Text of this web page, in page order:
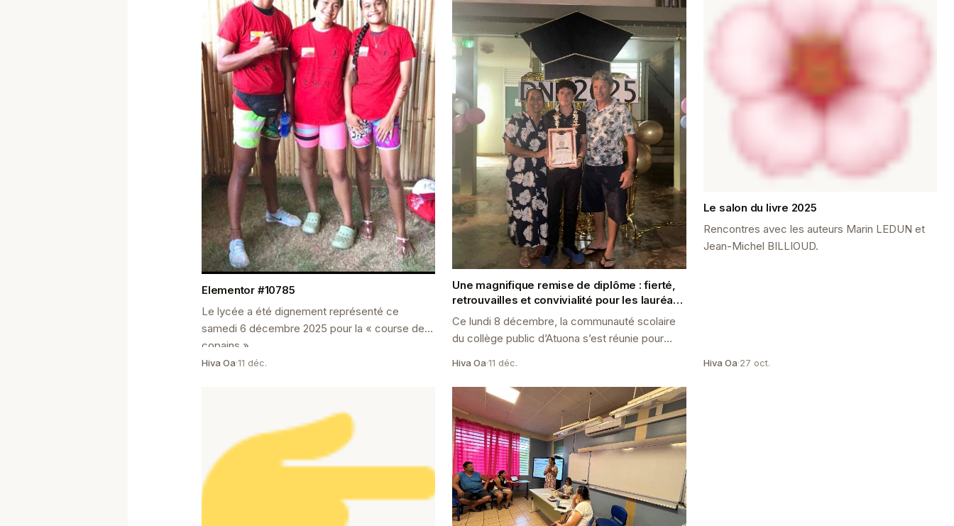
Elementor #10785
Le lycée a été dignement représenté ce
samedi 6 décembre 2025 pour la « course des
copains ».
Hiva Oa·11 déc.
Une magnifique remise de diplôme : fierté,
retrouvailles et convivialité pour les lauréats
du DNB 2025
Ce lundi 8 décembre, la communauté scolaire
du collège public d’Atuona s’est réunie pour
Hiva Oa·11 déc.
Le salon du livre 2025
Rencontres avec les auteurs Marin LEDUN et
Jean-Michel BILLIOUD.
Hiva Oa·27 oct.